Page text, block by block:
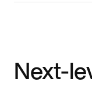
Next-